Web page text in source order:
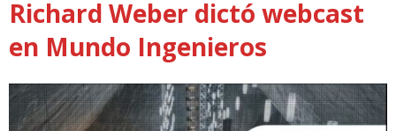
Richard Weber dictó webcast
en Mundo Ingenieros